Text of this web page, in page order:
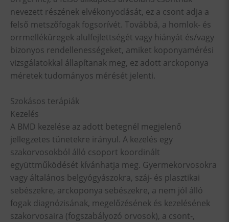
nevezett részének elvékonyodását, ez a csont adja a
felső metszőfogak fogsorívét. Továbbá, a homlok- és
orrmelléküregek alulfejlettségét vagy hiányát és/vagy
bizonyos rendellenességeket, amiket koponyamérési
vizsgálatokkal állapítanak meg, ez adott arckoponya
méretek tudományos mérését jelenti.
Szokásos terápiák
Kezelés
A BMD kezelése az adott betegnél megjelenő
jellegzetes tünetekre irányul. A kezelés egy
szakorvosokból álló csoport koordinált
együttműködését kívánhatja meg. Gyermekorvosokra
vagy általános belgyógyászokra, száj- és plasztikai
sebészekre, arckoponya sebészekre, a nem jól álló
fogak diagnózisának, megelőzésének és kezelésének
szakorvosaira (fogszabályozó orvosok), a csont-,